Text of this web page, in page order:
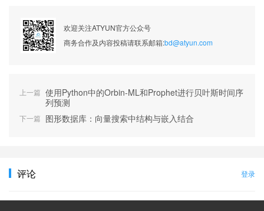
欢迎关注ATYUN官方公众号
商务合作及内容投稿请联系邮箱:bd@atyun.com
上一篇 使用Python中的Orbin-ML和Prophet进行贝叶斯时间序
列预测
下一篇 图形数据库：向量搜索中结构与嵌入结合
评论 登录